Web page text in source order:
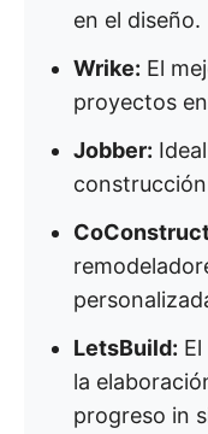
en el diseño.
Wrike: El
proyectos
Jobber:
LetsBuild:
la
progreso in